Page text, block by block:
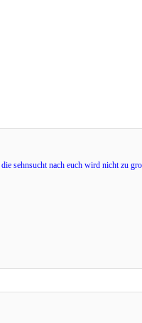
sehnsucht nach euch wird nicht zu